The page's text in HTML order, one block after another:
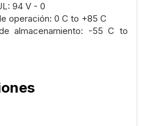
94 V - 0
operación: 0 C to +85 C
almacenamiento: -55 C to